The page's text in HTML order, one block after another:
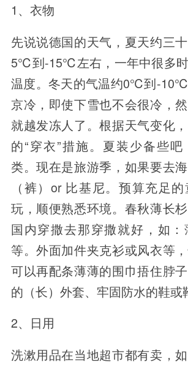
1、衣物
先说说德国的天气，夏天约三
5℃到-15℃左右，一年中很多
温度。冬天的气温约0℃到-
京冷，即使下雪也不会很冷，
就越发冻人了。根据天气变化
的“穿衣”措施。夏装少备些吧
类。现在是旅游季，如果要去
（裤）or 比基尼。预算充足
玩，顺便熟悉环境。春秋薄长
国内穿撒去那穿撒就好，如
等。外面加件夹克衫或风衣等
可以再配条薄薄的围巾捂住脖
的（长）外套、牢固防水的鞋或
2、日用
洗漱用品在当地超市都有卖，